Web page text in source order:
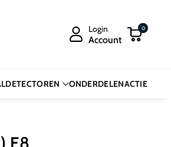
Login
Account
0
ONDERDELENACTIE
E8